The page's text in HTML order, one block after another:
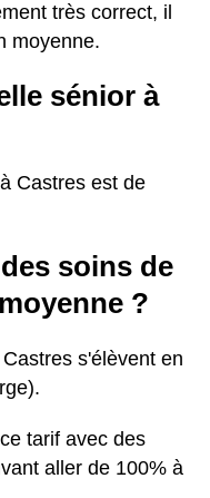
très correct, il
moyenne.
sénior à
Castres est de
soins de
?
s'élèvent en
tarif avec des
aller de 100% à